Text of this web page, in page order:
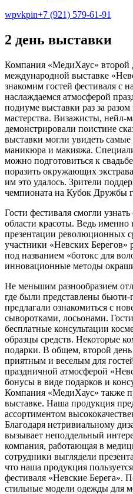
wpvkpin+7 (921) 579-61-91
2 день выставки
Компания «МедиХаус» второй
международной выставке
знакомим гостей фестиваля с
наслаждаемся атмосферой
подиуме выставки раз за
мастерства. Визажисты, нейл-
демонстрировали поистине
выставки могли увидеть
маникюра и макияжа.
можно подготовиться к
поразить окружающих
им это удалось. Зрители
чемпионата на Кубок Дружбы
Гости фестиваля смогли
области красоты. Ведь именно
презентации революционных
участники «Невских Берегов»
под названием «ботокс для
инновационные методы
Не меньшим разнообразием
где были представлены бьюти-
предлагали ознакомиться с
сыворотками, лосьонами.
бесплатные консультации
образцы средств. Некоторые
подарки. В общем, второй
приятным и веселым для
праздничной атмосферой
бонусы в виде подарков и
Компания «МедиХаус» также
выставке. Наша продукция
ассортиментом
Благодаря нетривиальному
вызывает неподдельный
компания, работающая в
сотрудники выглядели
что наша продукция
фестиваля «Невские Берега».
стильные модели одежды для